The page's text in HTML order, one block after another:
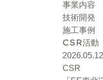
事業内容
技術開発
施工事例
CSR活動
2026.05.12
CSR